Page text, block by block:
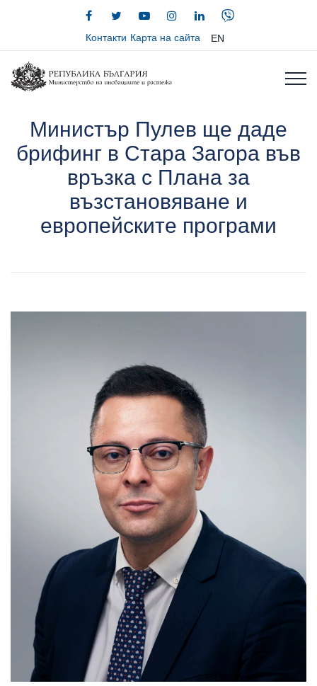
Контакти Карта на сайта EN
Министър Пулев ще даде
брифинг в Стара Загора във
връзка с Плана за
възстановяване и
европейските програми